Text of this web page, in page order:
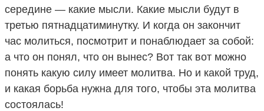
середине — какие мысли. Какие мысли будут в
третью пятнадцатиминутку. И когда он закончит
час молиться, посмотрит и понаблюдает за собой:
а что он понял, что он вынес? Вот так вот можно
понять какую силу имеет молитва. Но и какой труд,
и какая борьба нужна для того, чтобы эта молитва
состоялась!